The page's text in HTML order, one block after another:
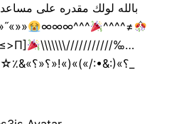
بالله لولك مقدره على مساعد
∞∞∞^^^
^^^^≠
\\\\\\\///////////‰…